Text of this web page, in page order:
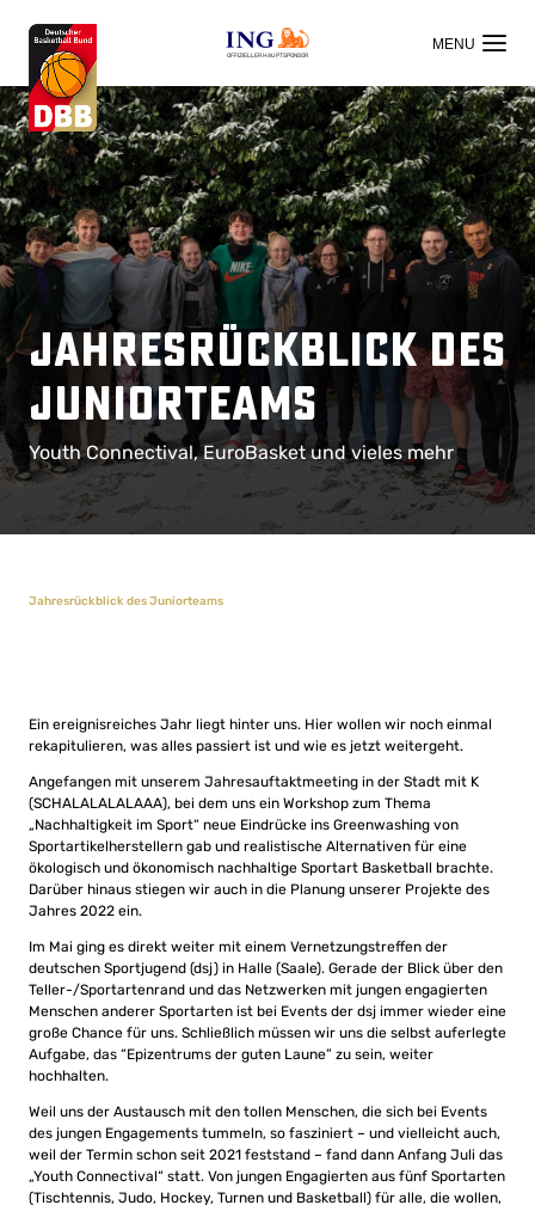
OFFIZIELLER HAUPTSPONSOR
Jahresrückblick des
Juniorteams
Youth Connectival, EuroBasket und vieles mehr
Jahresrückblick des Juniorteams
Ein ereignisreiches Jahr liegt hinter uns. Hier wollen wir noch einmal
rekapitulieren, was alles passiert ist und wie es jetzt weitergeht.
Angefangen mit unserem Jahresauftaktmeeting in der Stadt mit K
(SCHALALALALAAA), bei dem uns ein Workshop zum Thema
„Nachhaltigkeit im Sport“ neue Eindrücke ins Greenwashing von
Sportartikelherstellern gab und realistische Alternativen für eine
ökologisch und ökonomisch nachhaltige Sportart Basketball brachte.
Darüber hinaus stiegen wir auch in die Planung unserer Projekte des
Jahres 2022 ein.
Im Mai ging es direkt weiter mit einem Vernetzungstreffen der
deutschen Sportjugend (dsj) in Halle (Saale). Gerade der Blick über den
Teller-/Sportartenrand und das Netzwerken mit jungen engagierten
Menschen anderer Sportarten ist bei Events der dsj immer wieder eine
große Chance für uns. Schließlich müssen wir uns die selbst auferlegte
Aufgabe, das “Epizentrums der guten Laune” zu sein, weiter
hochhalten.
Weil uns der Austausch mit den tollen Menschen, die sich bei Events
des jungen Engagements tummeln, so fasziniert – und vielleicht auch,
weil der Termin schon seit 2021 feststand – fand dann Anfang Juli das
„Youth Connectival“ statt. Von jungen Engagierten aus fünf Sportarten
(Tischtennis, Judo, Hockey, Turnen und Basketball) für alle, die wollen,